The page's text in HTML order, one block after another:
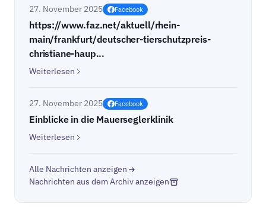
27. November 2025 Facebook
https://www.faz.net/aktuell/rhein-
main/frankfurt/deutscher-tierschutzpreis-
christiane-haup...
Weiterlesen
27. November 2025 Facebook
Einblicke in die Mauerseglerklinik
Weiterlesen
Alle Nachrichten anzeigen
Nachrichten aus dem Archiv anzeigen